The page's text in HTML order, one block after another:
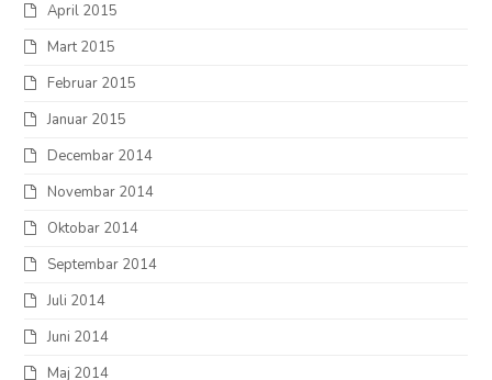
April 2015
Mart 2015
Februar 2015
Januar 2015
Decembar 2014
Novembar 2014
Oktobar 2014
Septembar 2014
Juli 2014
Juni 2014
Maj 2014